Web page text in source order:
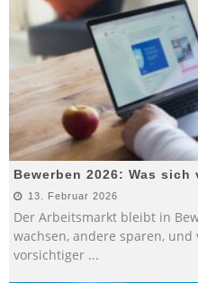
Bewerben 2026: Was sich
13. Februar 2026
Der Arbeitsmarkt bleibt in
wachsen, andere sparen,
vorsichtiger ...